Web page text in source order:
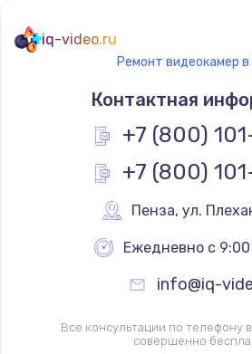
iq-video.ru
Ремонт видеокамер в
Контактная
+7 (800)
+7 (800)
Пенза, ул.
Ежедневно с 9:00
info@iq-
Все консультации по телефону
совершенно